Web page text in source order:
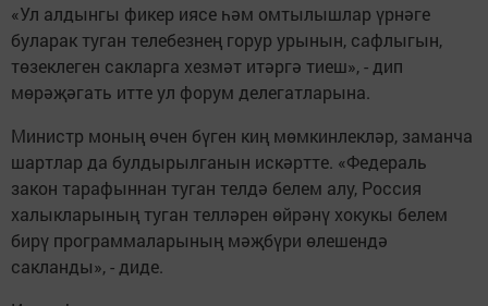
«Ул алдынгы фикер иясе һәм омтылышлар үрнәге
буларак туган телебезнең горур урынын, сафлыгын,
төзеклеген сакларга хезмәт итәргә тиеш», - дип
мөрәҗәгать итте ул форум делегатларына.
Министр моның өчен бүген киң мөмкинлекләр, заманча
шартлар да булдырылганын искәртте. «Федераль
закон тарафыннан туган телдә белем алу, Россия
халыкларының туган телләрен өйрәнү хокукы белем
бирү программаларының мәҗбүри өлешендә
сакланды», - диде.